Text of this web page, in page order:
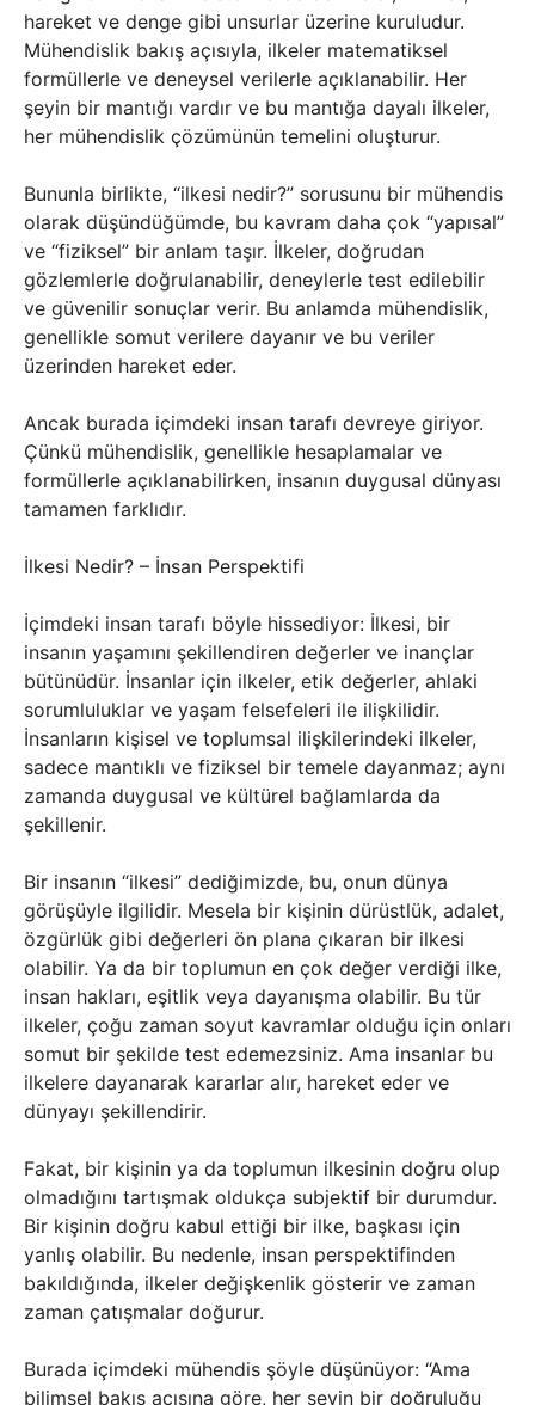
hareket ve denge gibi unsurlar üzerine kuruludur.
Mühendislik bakış açısıyla, ilkeler matematiksel
formüllerle ve deneysel verilerle açıklanabilir. Her
şeyin bir mantığı vardır ve bu mantığa dayalı ilkeler,
her mühendislik çözümünün temelini oluşturur.
Bununla birlikte, “ilkesi nedir?” sorusunu bir mühendis
olarak düşündüğümde, bu kavram daha çok “yapısal”
ve “fiziksel” bir anlam taşır. İlkeler, doğrudan
gözlemlerle doğrulanabilir, deneylerle test edilebilir
ve güvenilir sonuçlar verir. Bu anlamda mühendislik,
genellikle somut verilere dayanır ve bu veriler
üzerinden hareket eder.
Ancak burada içimdeki insan tarafı devreye giriyor.
Çünkü mühendislik, genellikle hesaplamalar ve
formüllerle açıklanabilirken, insanın duygusal dünyası
tamamen farklıdır.
İlkesi Nedir? – İnsan Perspektifi
İçimdeki insan tarafı böyle hissediyor: İlkesi, bir
insanın yaşamını şekillendiren değerler ve inançlar
bütünüdür. İnsanlar için ilkeler, etik değerler, ahlaki
sorumluluklar ve yaşam felsefeleri ile ilişkilidir.
İnsanların kişisel ve toplumsal ilişkilerindeki ilkeler,
sadece mantıklı ve fiziksel bir temele dayanmaz; aynı
zamanda duygusal ve kültürel bağlamlarda da
şekillenir.
Bir insanın “ilkesi” dediğimizde, bu, onun dünya
görüşüyle ilgilidir. Mesela bir kişinin dürüstlük, adalet,
özgürlük gibi değerleri ön plana çıkaran bir ilkesi
olabilir. Ya da bir toplumun en çok değer verdiği ilke,
insan hakları, eşitlik veya dayanışma olabilir. Bu tür
ilkeler, çoğu zaman soyut kavramlar olduğu için onları
somut bir şekilde test edemezsiniz. Ama insanlar bu
ilkelere dayanarak kararlar alır, hareket eder ve
dünyayı şekillendirir.
Fakat, bir kişinin ya da toplumun ilkesinin doğru olup
olmadığını tartışmak oldukça subjektif bir durumdur.
Bir kişinin doğru kabul ettiği bir ilke, başkası için
yanlış olabilir. Bu nedenle, insan perspektifinden
bakıldığında, ilkeler değişkenlik gösterir ve zaman
zaman çatışmalar doğurur.
Burada içimdeki mühendis şöyle düşünüyor: “Ama
bilimsel bakış açısına göre, her şeyin bir doğruluğu